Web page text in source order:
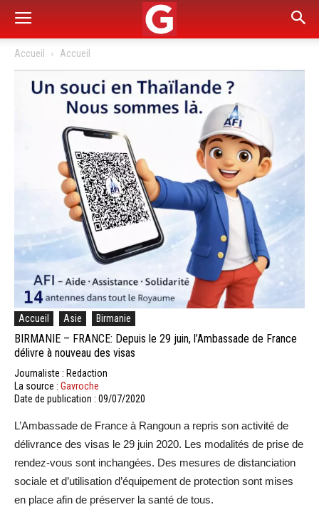
Accueil Accueil
Accueil Asie Birmanie
BIRMANIE – FRANCE: Depuis le 29 juin, l’Ambassade de France
délivre à nouveau des visas
Journaliste : Redaction
La source : Gavroche
Date de publication : 09/07/2020
L’Ambassade de France à Rangoun a repris son activité de
délivrance des visas le 29 juin 2020. Les modalités de prise de
rendez-vous sont inchangées. Des mesures de distanciation
sociale et d’utilisation d’équipement de protection sont mises
en place afin de préserver la santé de tous.